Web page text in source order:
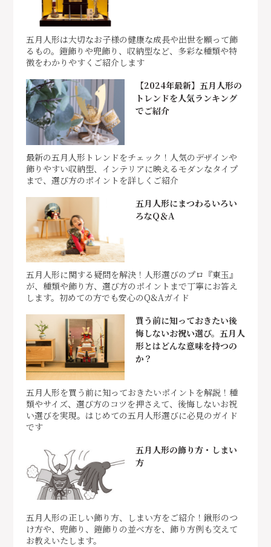
五月人形は大切なお子様の健康な成長や出世を願って飾
るもの。鎧飾りや兜飾り、収納型など、多彩な種類や特
徴をわかりやすくご紹介します
【2024年最新】五月人形の
トレンドを人気ランキング
でご紹介
最新の五月人形トレンドをチェック！人気のデザインや
飾りやすい収納型、インテリアに映えるモダンなタイプ
まで、選び方のポイントを詳しくご紹介
五月人形にまつわるいろい
ろなQ＆A
五月人形に関する疑問を解決！人形選びのプロ『東玉』
が、種類や飾り方、選び方のポイントまで丁寧にお答え
します。初めての方でも安心のQ&Aガイド
買う前に知っておきたい後
悔しないお祝い選び。五月人
形とはどんな意味を持つの
か？
五月人形を買う前に知っておきたいポイントを解説！種
類やサイズ、選び方のコツを押さえて、後悔しないお祝
い選びを実現。はじめての五月人形選びに必見のガイド
です
五月人形の飾り方・しまい
方
五月人形の正しい飾り方、しまい方をご紹介！鍬形のつ
け方や、兜飾り、鎧飾りの並べ方を、飾り方例も交えて
お教えいたします。